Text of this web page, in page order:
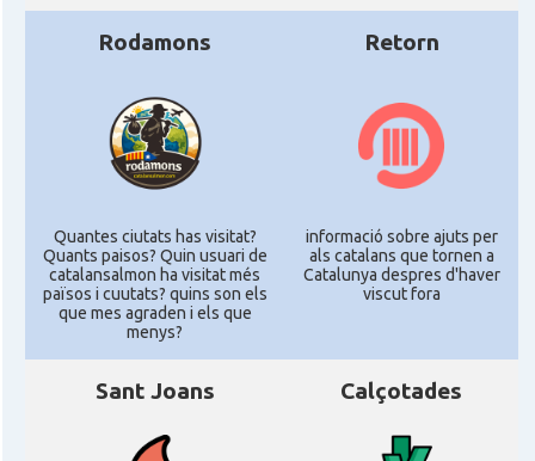
Rodamons
Quantes ciutats has visitat?
Quants paisos? Quin usuari de
catalansalmon ha visitat més
països i cuutats? quins son els
que mes agraden i els que
menys?
Retorn
informació sobre ajuts per
als catalans que tornen a
Catalunya despres d'haver
viscut fora
Sant Joans Calçotades